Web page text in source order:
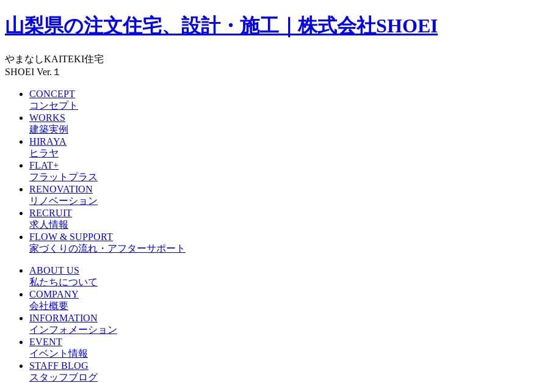
山梨県の注文住宅、設計・施工｜株式会社SHOEI
やまなしKAITEKI住宅
SHOEI Ver.１
CONCEPT
コンセプト
WORKS
建築実例
HIRAYA
ヒラヤ
FLAT+
フラットプラス
RENOVATION
リノベーション
RECRUIT
求人情報
FLOW & SUPPORT
家づくりの流れ・アフターサポート
ABOUT US
私たちについて
COMPANY
会社概要
INFORMATION
インフォメーション
EVENT
イベント情報
STAFF BLOG
スタッフブログ